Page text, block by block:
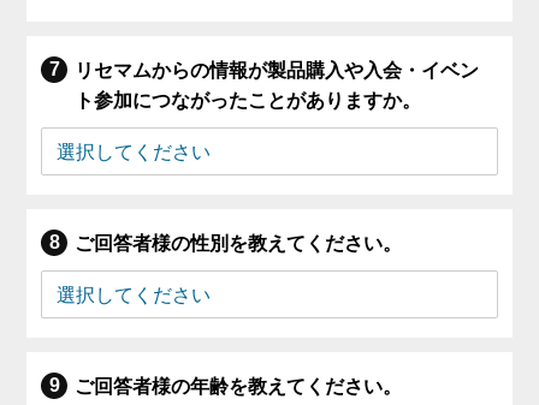
リセマムからの情報が製品購入や入会・イベン
ト参加につながったことがありますか。
ご回答者様の性別を教えてください。
ご回答者様の年齢を教えてください。